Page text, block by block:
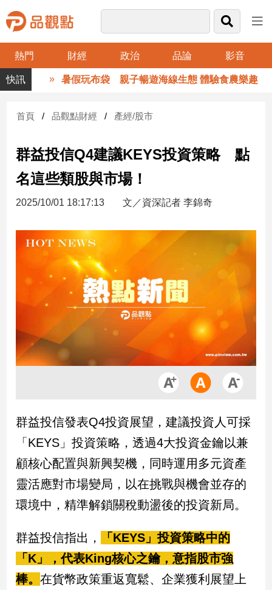
熱門 財經 政治 品論 影音
品
觀
財
台
財
新
產
市
品
政
治
政
治
焦
品
點
民
調
國
暑假玩布袋 親子暢遊海線生態 體驗食農樂趣
首頁 品觀點財經 產經/股市
群益投信Q4建議KEYS投資策略 點
名這些類股與市場！
2025/10/01 18:17:13 文／資深記者 李錦奇
群益投信發表Q4投資展望，建議投資人可採
「KEYS」投資策略，透過4大投資金鑰以兼
顧核心配置與新興契機，同時運用多元資產
靈活應對市場變局，以在挑戰與機會並存的
環境中，精準解鎖關稅動盪後的投資新局。
群益投信指出，
「KEYS」投資策略中的
「K」，代表King核心之鑰，意指股市強
棒。在貨幣政策重返寬鬆、企業獲利展望上